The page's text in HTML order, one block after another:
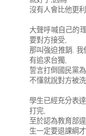
沒有人會比他更
大聲呼喊自己的
要對方接受,
那叫強迫推銷. 我
有追求台獨,
誓言打倒國民黨
不懂就說對方被
學生已經充分表
打完,
至於認為教育部
生一定要退課綱